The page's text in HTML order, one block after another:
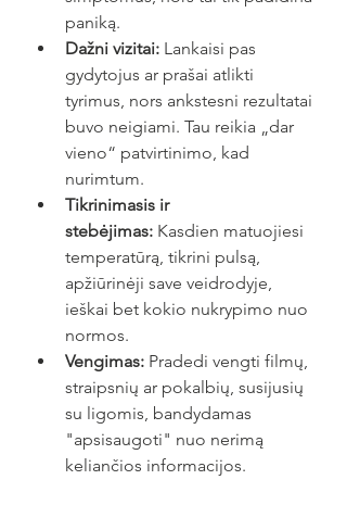
paniką.
Dažni vizitai: Lankaisi pas
gydytojus ar prašai atlikti
tyrimus, nors ankstesni rezultatai
buvo neigiami. Tau reikia „dar
vieno“ patvirtinimo, kad
nurimtum.
Tikrinimasis ir
stebėjimas: Kasdien matuojiesi
temperatūrą, tikrini pulsą,
apžiūrinėji save veidrodyje,
ieškai bet kokio nukrypimo nuo
normos.
Vengimas: Pradedi vengti filmų,
straipsnių ar pokalbių, susijusių
su ligomis, bandydamas
"apsisaugoti" nuo nerimą
keliančios informacijos.